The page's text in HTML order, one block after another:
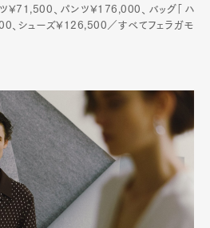
¥71,500、パンツ¥176,000、バッグ「ハ
、シューズ¥126,500／すべてフェラガモ